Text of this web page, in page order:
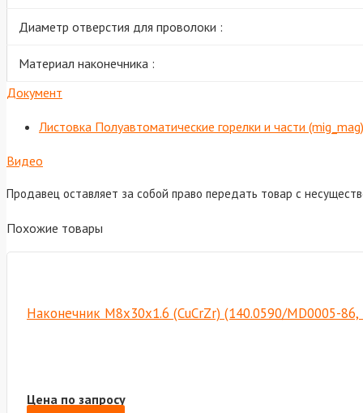
Диаметр отверстия для проволоки :
Материал наконечника :
Документ
Листовка Полуавтоматические горелки и части (mig_mag)
Видео
Продавец оставляет за собой право передать товар с
Похожие товары
Наконечник М8х30х1.6 (CuCrZr) (140.0590/MD0005-
Цена по запросу